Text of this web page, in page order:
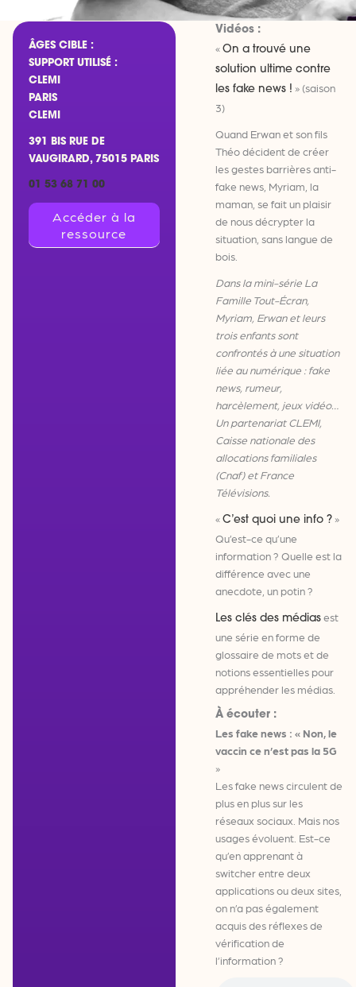
ÂGES CIBLE :
SUPPORT UTILISÉ :
CLEMI
PARIS
CLEMI
391 BIS RUE DE
VAUGIRARD, 75015 PARIS
01 53 68 71 00
Accéder à la
ressource
Vidéos :
«On a trouvé une
solution ultime contre
les fake news ! » (saison
3)
Quand Erwan et son fils
Théo décident de créer
les gestes barrières anti-
fake news, Myriam, la
maman, se fait un plaisir
de nous décrypter la
situation, sans langue de
bois.
Dans la mini-série La
Famille Tout-Écran,
Myriam, Erwan et leurs
trois enfants sont
confrontés à une situation
liée au numérique : fake
news, rumeur,
harcèlement, jeux vidéo…
Un partenariat CLEMI,
Caisse nationale des
allocations familiales
(Cnaf) et France
Télévisions.
«C’est quoi une info ? »
Qu’est-ce qu’une
information ? Quelle est la
différence avec une
anecdote, un potin ?
Les clés des médias est
une série en forme de
glossaire de mots et de
notions essentielles pour
appréhender les médias.
À écouter :
Les fake news : « Non, le
vaccin ce n’est pas la 5G
»
Les fake news circulent de
plus en plus sur les
réseaux sociaux. Mais nos
usages évoluent. Est-ce
qu’en apprenant à
switcher entre deux
applications ou deux sites,
on n’a pas également
acquis des réflexes de
vérification de
l’information ?